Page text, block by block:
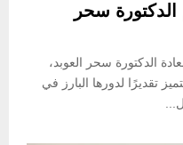
الدكتورة سحر
الدكتورة سحر العوبد،
تقديرًا لدورها البارز في